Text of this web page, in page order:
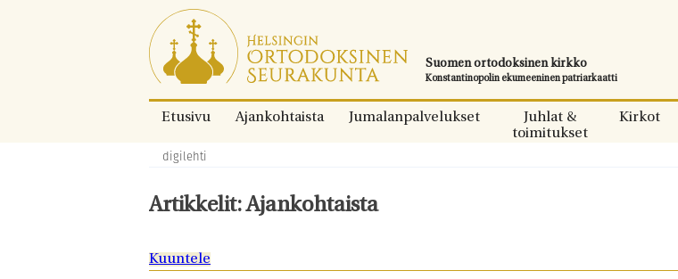
Siirry
suoraan
sisältöön.
Suomen ortodoksinen kirkko
Konstantinopolin ekumeeninen patriarkaatti
Etusivu Ajankohtaista Jumalanpalvelukset
Juhlat &
toimitukset
Kirkot
Murupolku:
digilehti
Artikkelit: Ajankohtaista
Kuuntele